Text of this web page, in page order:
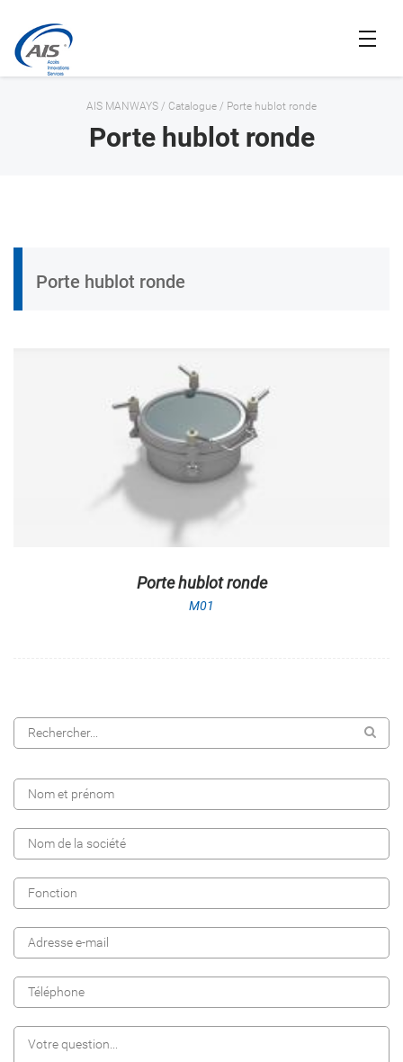
AIS MANWAYS / Catalogue / Porte hublot ronde
Porte hublot ronde
Porte hublot ronde
Porte hublot ronde
M01